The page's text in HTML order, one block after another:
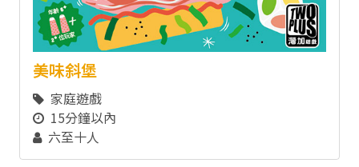
美味斜堡
家庭遊戲
15分鐘以內
六至十人